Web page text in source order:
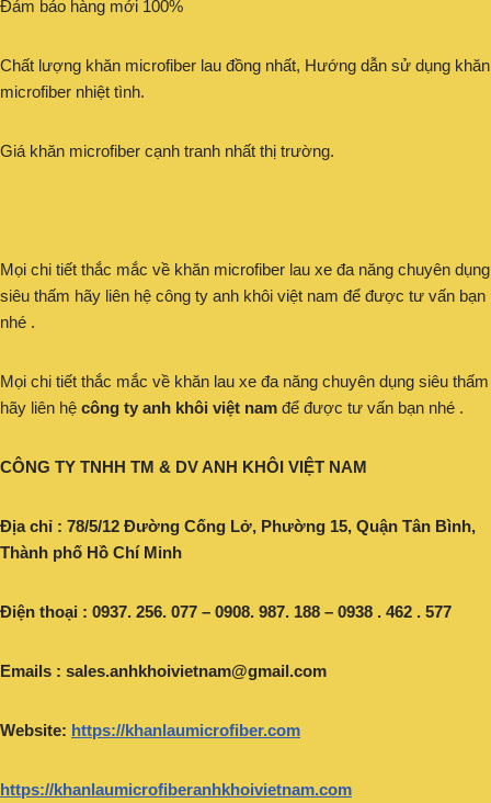
Đảm bảo hàng mới 100%
Chất lượng khăn microfiber lau đồng nhất, Hướng dẫn sử dụng khăn
microfiber nhiệt tình.
Giá khăn microfiber cạnh tranh nhất thị trường.
Mọi chi tiết thắc mắc về khăn microfiber lau xe đa năng chuyên dụng
siêu thấm hãy liên hệ công ty anh khôi việt nam để được tư vấn bạn
nhé .
Mọi chi tiết thắc mắc về khăn lau xe đa năng chuyên dụng siêu thấm
hãy liên hệ công ty anh khôi việt nam để được tư vấn bạn nhé .
CÔNG TY TNHH TM & DV ANH KHÔI VIỆT NAM
Địa chỉ : 78/5/12 Đường Cống Lở, Phường 15, Quận Tân Bình,
Thành phố Hồ Chí Minh
Điện thoại : 0937. 256. 077 – 0908. 987. 188 – 0938 . 462 . 577
Emails : sales.anhkhoivietnam@gmail.com
Website: https://khanlaumicrofiber.com
https://khanlaumicrofiberanhkhoivietnam.com